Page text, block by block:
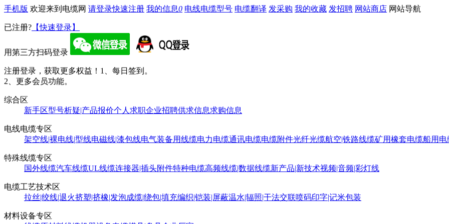
手机版 欢迎来到电缆网 请登录快速注册 我的信息0 电线电缆型号 电缆翻译 发采购 我的收藏 发招聘 网站商店 网站导航
已注册? 【快速登录】
用第三方扫码登录
注册登录，获取更多权益！ 1、每日签到。
2、更多会员功能。
综合区
新手区型号析疑|产品报价个人求职企业招聘供求信息求购信息
电线电缆专区
架空线|裸电线|型线电磁线|漆包线电气装备用线缆电力电缆通讯电缆电缆附件光纤光缆航空|铁路线缆矿用橡套电缆船用电
特殊线缆专区
国外线缆汽车线缆UL线缆连接器|插头附件特种电缆高频线缆|数据线缆新产品|新技术视频|音频|彩灯线
电缆工艺技术区
拉丝|绞线|退火挤塑|挤橡|发泡成缆|绕包|填充编织|铠装|屏蔽温水|辐照|干法交联喷码印字|记米包装
材料设备专区